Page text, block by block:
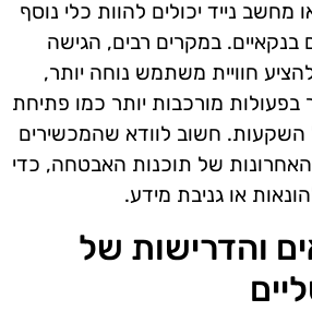
נייד יכולים להוות כלי נוסף
בנקאיים. במקרים רבים, הגישה
חוויית משתמש נוחה יותר,
מורכבות יותר כמו פתיחת
השקעות. חשוב לוודא שהמכשירים
של תוכנות האבטחה, כדי
או גניבת מידע.
והדרישות של